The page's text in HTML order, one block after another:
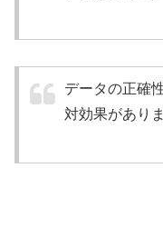
データの正確
対効果がありま